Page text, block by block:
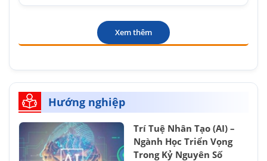
Xem thêm
Hướng nghiệp
Trí Tuệ Nhân Tạo (AI) –
Ngành Học Triển Vọng
Trong Kỷ Nguyên Số